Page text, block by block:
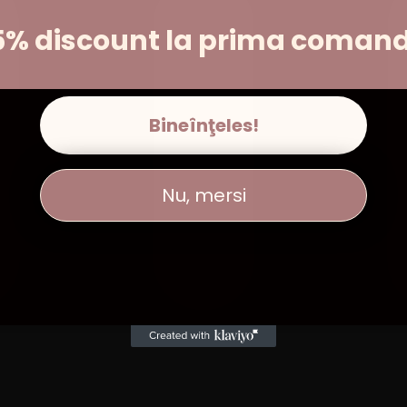
discount la prima
Bineînţeles!
Nu, mersi